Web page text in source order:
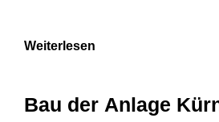
3
Weiterlesen
Bau der Anlage